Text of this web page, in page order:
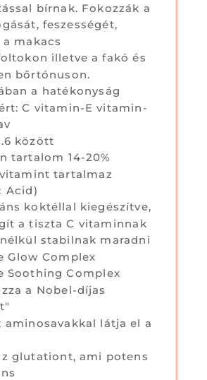
bírnak. Fokozzák a
feszességét,
makacs
illetve a fakó és
bőrtónuson.
a hatékonyság
C vitamin-E vitamin-
között
tartalom 14-20%
tartalmaz
Acid)
koktéllal kiegészítve,
a tiszta C vitaminnak
stabilnak maradni
Glow Complex
Soothing Complex
a Nobel-díjas
aminosavakkal látja el a
glutationt, ami potens